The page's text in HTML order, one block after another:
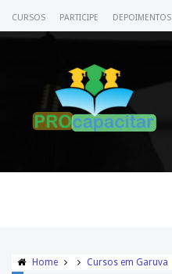
CURSOS PARTICIPE DEPOIMENTOS
Home Cursos em Garuva